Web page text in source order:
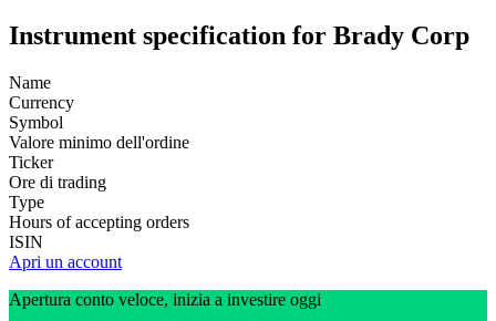
Instrument specification for Brady Corp
Name
Currency
Symbol
Valore minimo dell'ordine
Ticker
Ore di trading
Type
Hours of accepting orders
ISIN
Apri un account
Apertura conto veloce, inizia a investire oggi